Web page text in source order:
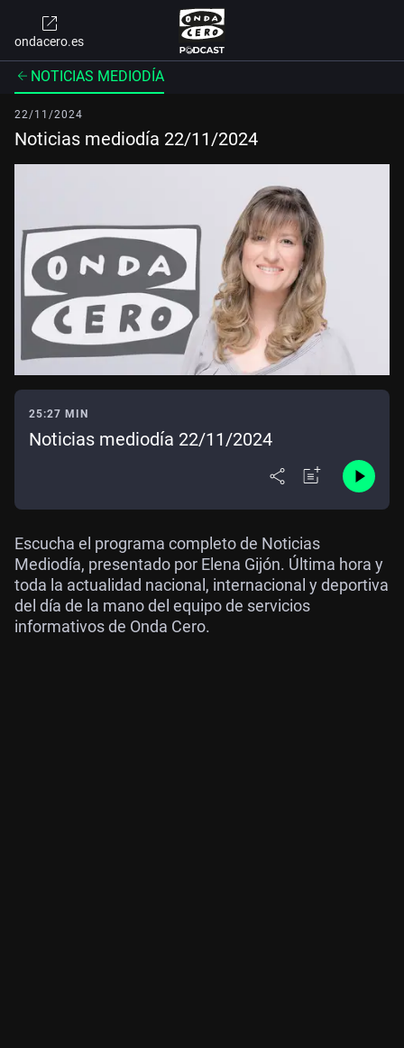
ondacero.es
NOTICIAS MEDIODÍA
22/11/2024
Noticias mediodía 22/11/2024
25:27 MIN
Noticias mediodía 22/11/2024
Escucha el programa completo de Noticias
Mediodía, presentado por Elena Gijón. Última hora y
toda la actualidad nacional, internacional y deportiva
del día de la mano del equipo de servicios
informativos de Onda Cero.